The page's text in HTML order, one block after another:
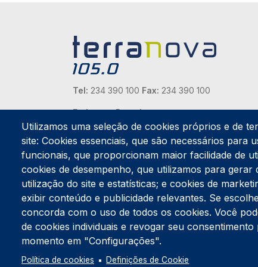
Tel: 234 390 100 Fax: 234 390 100
Endereço Postal
Apartado 42
Rua Gil Eanes 31
3834-908 Gafanha da Nazaré
Estúdios
Rua Prior Guerra
Edifício do Centro Cultural da Gafanha da
3830-556 Gafanha da Nazaré
Utilizamos uma seleção de cookies próprios e de
site: Cookies essenciais, que são necessários para
funcionais, que proporcionam maior facilidade de
cookies de desempenho, que utilizamos para gerar
utilização do site e estatísticas; e cookies de
exibir conteúdo e publicidade relevantes. Se
concorda com o uso de todos os cookies. Você
de cookies individuais e revogar seu
momento em "Configurações".
Política de cookies Definições de Cookie